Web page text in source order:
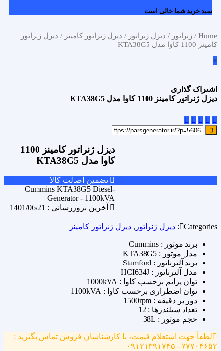
سبد خرید شما خالی است
Home
/ ژنراتور / دیزل ژنراتور / دیزل ژنراتور کامینز / دیزل ژنراتور
کامینز 1100 کاوا مدل KTA38G5
×
اشتراک گذاری
دیزل ژنراتور کامینز 1100 کاوا مدل KTA38G5
اشتراک گذاری
دیزل ژنراتور کامینز 1100
کاوا مدل KTA38G5
تضمین اصالت کالا
Cummins KTA38G5 Diesel-
Generator - 1100kVA
آخرین بروزرسانی : 1401/06/21
Categories: دیزل ژنراتور , دیزل ژنراتور کامینز
برند موتور : Cummins
مدل موتور : KTA38G5
برند آلترناتور : Stamford
مدل آلترناتور : HCI634J
توان پرایم برحسب کاوا : 1000kVA
توان اضطراری برحسب کاوا : 1100kVA
دور بر دقیقه : 1500rpm
تعداد سیلندرها : 12
حجم موتور : 38L
لطفاً جهت استعلام قیمت، با کارشناسان فروش تماس بگیرید :
۷۷۷۰۴۶۵۲ - ۰۹۱۲۱۳۹۱۷۴۵